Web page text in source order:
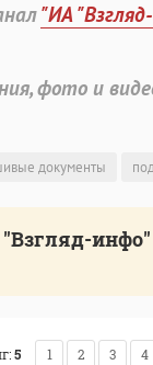
"ИА
фото и
документы
инфо"
5 1 2 3 4